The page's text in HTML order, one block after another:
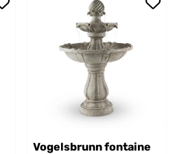
Vogelsbrunn fontaine